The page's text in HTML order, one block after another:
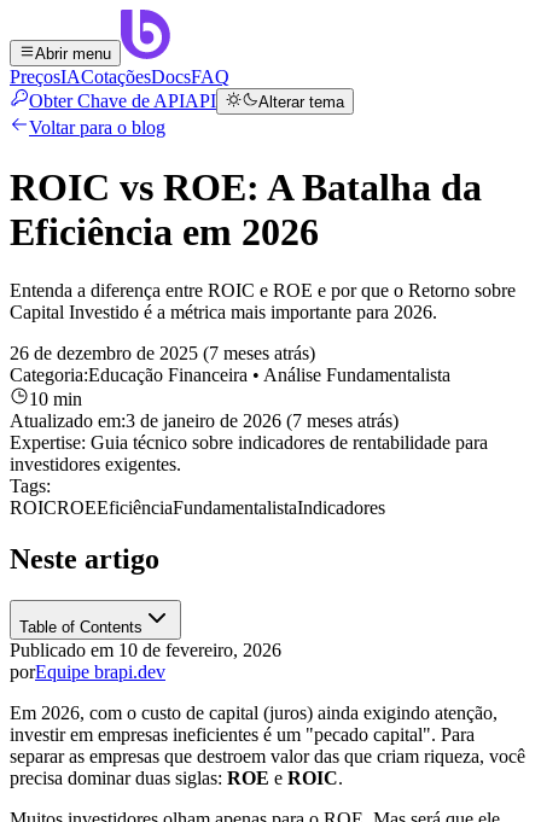
Abrir menu
PreçosIACotaçõesDocsFAQ
Obter Chave de APIAPI Alterar tema
Voltar para o blog
ROIC vs ROE: A Batalha da
Eficiência em 2026
Entenda a diferença entre ROIC e ROE e por que o Retorno sobre
Capital Investido é a métrica mais importante para 2026.
26 de dezembro de 2025 (7 meses atrás)
Categoria:Educação Financeira • Análise Fundamentalista
10 min
Atualizado em:3 de janeiro de 2026 (7 meses atrás)
Expertise: Guia técnico sobre indicadores de rentabilidade para
investidores exigentes.
Tags:
ROICROEEficiênciaFundamentalistaIndicadores
Neste artigo
Table of Contents
Publicado em 10 de fevereiro, 2026
porEquipe brapi.dev
Em 2026, com o custo de capital (juros) ainda exigindo atenção,
investir em empresas ineficientes é um "pecado capital". Para
separar as empresas que destroem valor das que criam riqueza, você
precisa dominar duas siglas: ROE e ROIC.